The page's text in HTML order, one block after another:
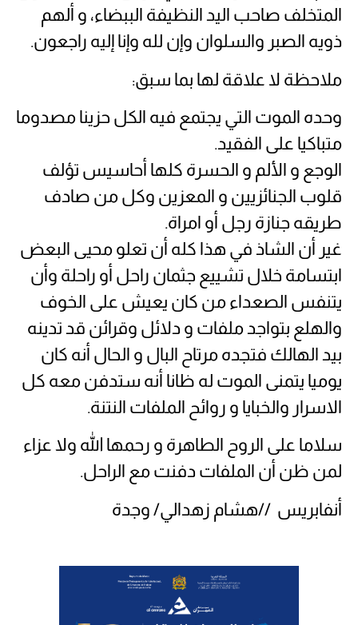
المتخلف صاحب اليد النظيفة الببضاء، و ألهم
ذويه الصبر والسلوان وإن لله وإنا إليه راجعون.
ملاحظة لا علاقة لها بما سبق:
وحده الموت التي يجتمع فيه الكل حزينا مصدوما
متباكيا على الفقيد.
الوجع و الألم و الحسرة كلها أحاسيس تؤلف
قلوب الجنائزيين و المعزين وكل من صادف
طريقه جنازة رجل أو امراة.
غير أن الشاذ في هذا كله أن تعلو محيى البعض
ابتسامة خلال تشييع جثمان راحل أو راحلة وأن
يتنفس الصعداء من كان يعيش على الخوف
والهلع بتواجد ملفات و دلائل وقرائن قد تدينه
بيد الهالك فتجده مرتاح البال و الحال أنه كان
يوميا يتمنى الموت له ظانا أنه ستدفن معه كل
الاسرار والخبايا و روائح الملفات النتنة.
سلاما على الروح الطاهرة و رحمها الله ولا عزاء
لمن ظن أن الملفات دفنت مع الراحل.
أنفابريس //هشام زهدالي/ وجدة